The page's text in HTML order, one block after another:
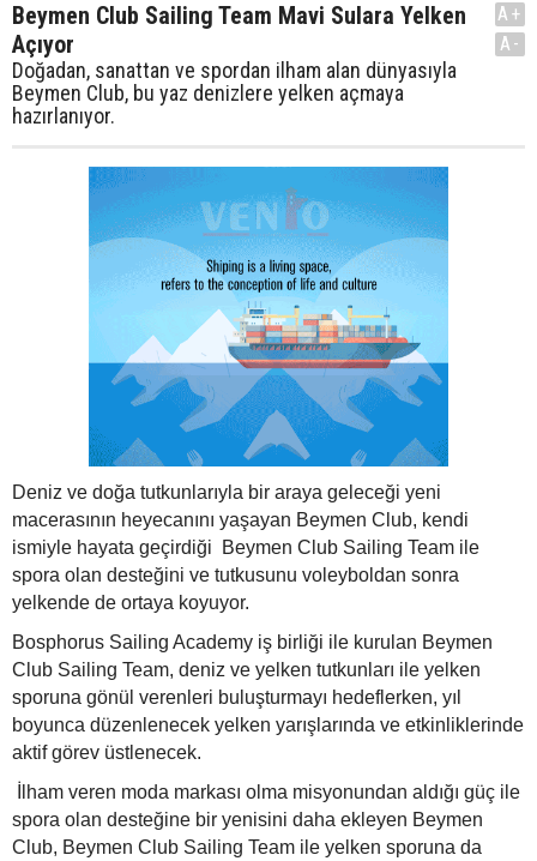
Beymen Club Sailing Team Mavi Sulara Yelken
Açıyor
Doğadan, sanattan ve spordan ilham alan dünyasıyla
Beymen Club, bu yaz denizlere yelken açmaya
hazırlanıyor.
A+
A-
Deniz ve doğa tutkunlarıyla bir araya geleceği yeni
macerasının heyecanını yaşayan Beymen Club, kendi
ismiyle hayata geçirdiği Beymen Club Sailing Team ile
spora olan desteğini ve tutkusunu voleyboldan sonra
yelkende de ortaya koyuyor.
Bosphorus Sailing Academy iş birliği ile kurulan Beymen
Club Sailing Team, deniz ve yelken tutkunları ile yelken
sporuna gönül verenleri buluşturmayı hedeflerken, yıl
boyunca düzenlenecek yelken yarışlarında ve etkinliklerinde
aktif görev üstlenecek.
İlham veren moda markası olma misyonundan aldığı güç ile
spora olan desteğine bir yenisini daha ekleyen Beymen
Club, Beymen Club Sailing Team ile yelken sporuna da